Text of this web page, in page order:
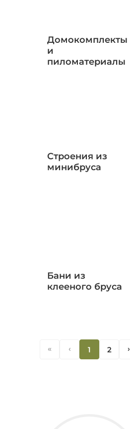
Домокомплекты
и
пиломатериалы
Строения из
минибруса
Бани из
клееного бруса
« ‹ 1 2 ‹